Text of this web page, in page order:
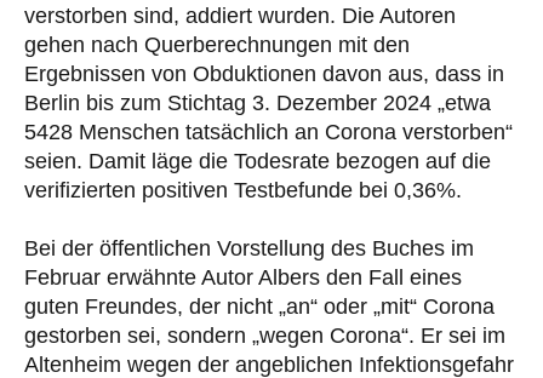
verstorben sind, addiert wurden. Die Autoren
gehen nach Querberechnungen mit den
Ergebnissen von Obduktionen davon aus, dass in
Berlin bis zum Stichtag 3. Dezember 2024 „etwa
5428 Menschen tatsächlich an Corona verstorben“
seien. Damit läge die Todesrate bezogen auf die
verifizierten positiven Testbefunde bei 0,36%.
Bei der öffentlichen Vorstellung des Buches im
Februar erwähnte Autor Albers den Fall eines
guten Freundes, der nicht „an“ oder „mit“ Corona
gestorben sei, sondern „wegen Corona“. Er sei im
Altenheim wegen der angeblichen Infektionsgefahr